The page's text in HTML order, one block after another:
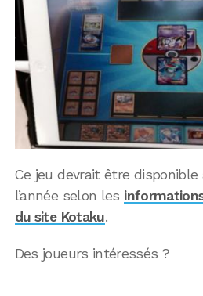
Ce jeu devrait être
l’année selon les
du site Kotaku.
Des joueurs intéressés ?